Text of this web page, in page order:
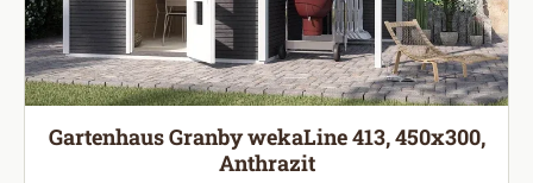
Gartenhaus Granby wekaLine 413, 450x300,
Anthrazit